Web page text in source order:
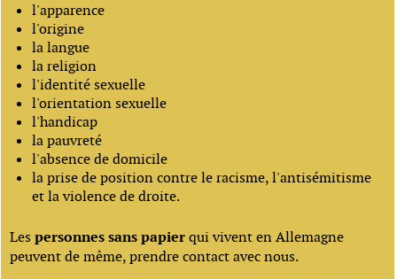
l'apparence
l'origine
la langue
la religion
l'identité sexuelle
l'orientation sexuelle
l'handicap
la pauvreté
l'absence de domicile
la prise de position contre le racisme, l'antisémitisme
et la violence de droite.
Lespersonnes sans papierqui vivent en Allemagne
peuvent de même, prendre contact avec nous.